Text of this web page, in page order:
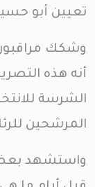
تعيين أبو
وشكك مراقبون
أنه هذه
الشرسة
المرشحين
واستشهد بعض